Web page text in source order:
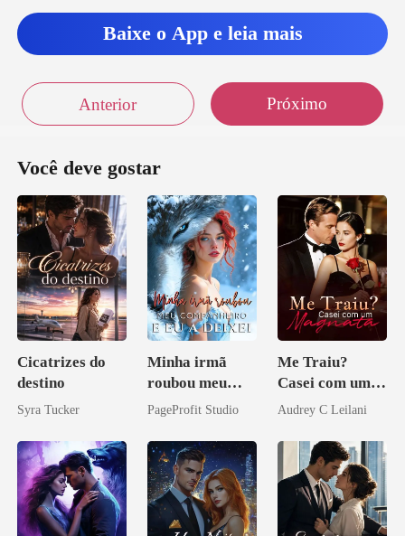
Baixe o App e leia mais
Anterior Próximo
Você deve gostar
Cicatrizes do
destino
Syra Tucker
Minha irmã
roubou meu
companheiro e
PageProfit Studio
Me Traiu?
Casei com um
Magnata
Audrey C Leilani